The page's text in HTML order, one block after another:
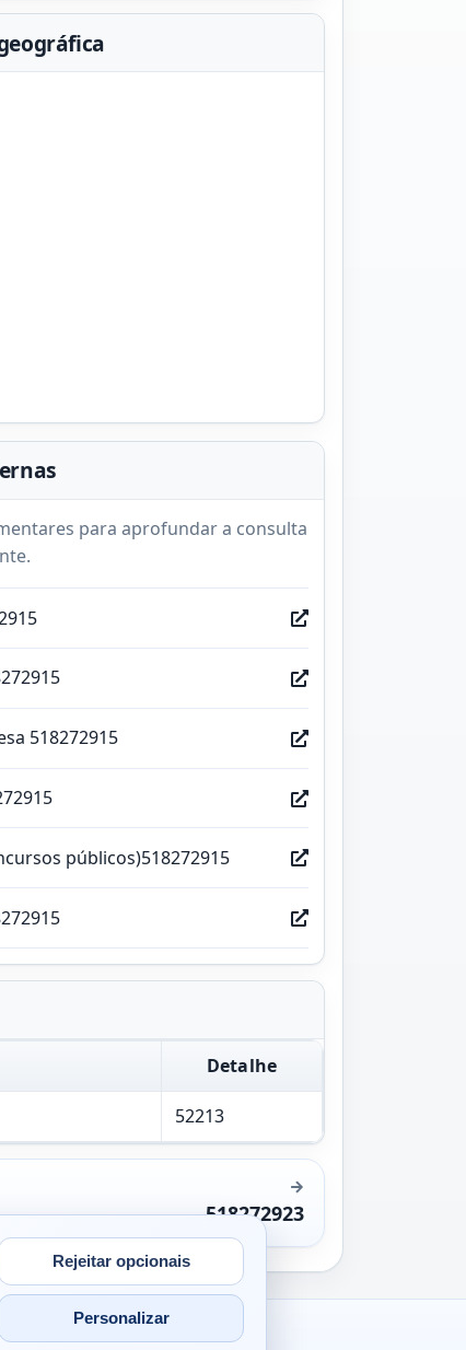
para aprofundar a consulta
518272915
públicos)518272915
Detalhe
52213
518272923
Rejeitar opcionais
Personalizar